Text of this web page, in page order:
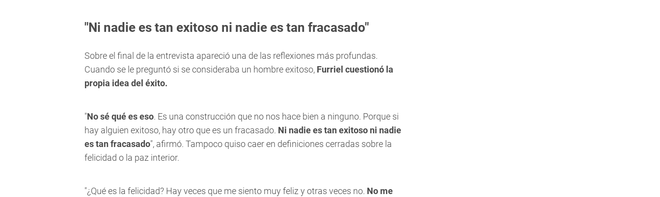
"Ni nadie es tan exitoso ni nadie es tan fracasado"
Sobre el final de la entrevista apareció una de las reflexiones más profundas.
Cuando se le preguntó si se consideraba un hombre exitoso, Furriel cuestionó la
propia idea del éxito.
"No sé qué es eso. Es una construcción que no nos hace bien a ninguno. Porque si
hay alguien exitoso, hay otro que es un fracasado. Ni nadie es tan exitoso ni nadie
es tan fracasado", afirmó. Tampoco quiso caer en definiciones cerradas sobre la
felicidad o la paz interior.
"¿Qué es la felicidad? Hay veces que me siento muy feliz y otras veces no. No me